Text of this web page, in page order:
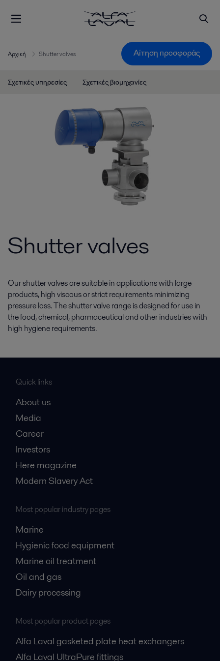
Αρχική Shutter valves Αίτηση προσφοράς
Σχετικές υπηρεσίες Σχετικές βιομηχανίες
Shutter valves
Our shutter valves are suitable in applications with large
products, high viscous or strict requirements minimizing
pressure loss. The shutter valve range is designed for use in
the food, chemical, pharmaceutical and other industries with
high hygiene requirements.
Quick links
About us
Media
Career
Investors
Here magazine
Modern Slavery Act
Most popular industry pages
Marine
Hygienic food equipment
Marine oil treatment
Oil and gas
Dairy processing
Most popular product pages
Alfa Laval gasketed plate heat exchangers
Alfa Laval UltraPure fittings